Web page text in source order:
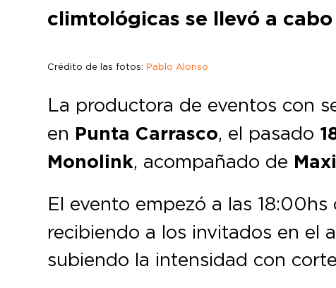
climtológicas se llevó a cabo
Crédito de las fotos:Pablo Alonso
La productora de eventos con
en Punta Carrasco, el pasado
Monolink, acompañado de
El evento empezó a las 18:00hs
recibiendo a los invitados en el
subiendo la intensidad con